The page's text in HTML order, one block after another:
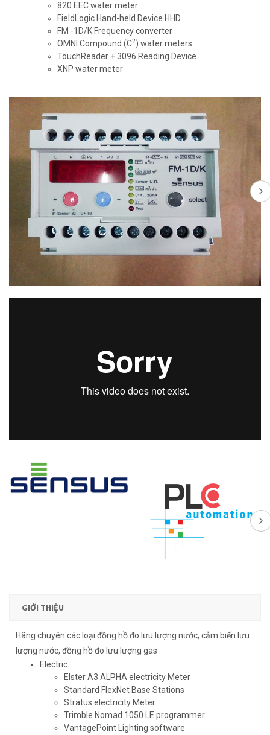
820 EEC water meter
FieldLogic Hand-held Device HHD
FM -1D/K Frequency converter
OMNI Compound (C2) water meters
TouchReader + 3096 Reading Device
XNP water meter
GIỚI THIỆU
Hãng chuyên các loại đồng hồ đo lưu lượng nước, cảm biến lưu
lượng nước, đồng hồ đo lưu lượng gas
Electric
Elster A3 ALPHA electricity Meter
Standard FlexNet Base Stations
Stratus electricity Meter
Trimble Nomad 1050 LE programmer
VantagePoint Lighting software